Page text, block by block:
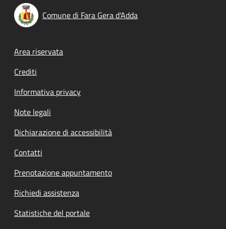
Comune di Fara Gera d'Adda
Footer menu
Area riservata
Crediti
Informativa privacy
Note legali
Dichiarazione di accessibilità
Contatti
Prenotazione appuntamento
Richiedi assistenza
Statistiche del portale